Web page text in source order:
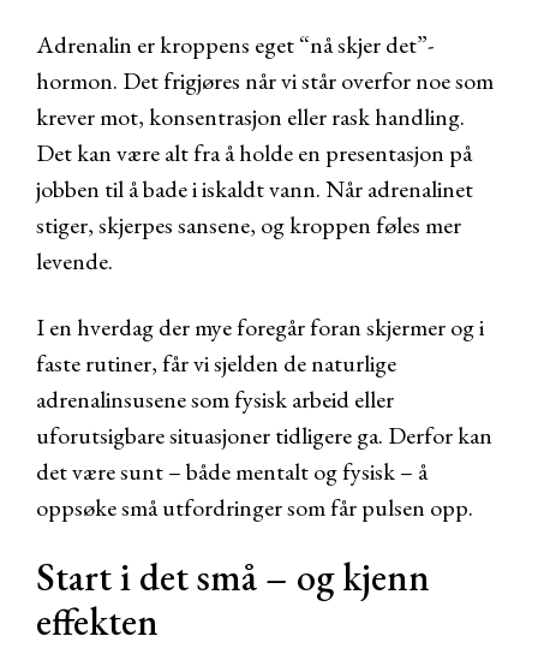
Adrenalin er kroppens eget “nå skjer det”-
hormon. Det frigjøres når vi står overfor noe som
krever mot, konsentrasjon eller rask handling.
Det kan være alt fra å holde en presentasjon på
jobben til å bade i iskaldt vann. Når adrenalinet
stiger, skjerpes sansene, og kroppen føles mer
levende.
I en hverdag der mye foregår foran skjermer og i
faste rutiner, får vi sjelden de naturlige
adrenalinsusene som fysisk arbeid eller
uforutsigbare situasjoner tidligere ga. Derfor kan
det være sunt – både mentalt og fysisk – å
oppsøke små utfordringer som får pulsen opp.
Start i det små – og kjenn
effekten